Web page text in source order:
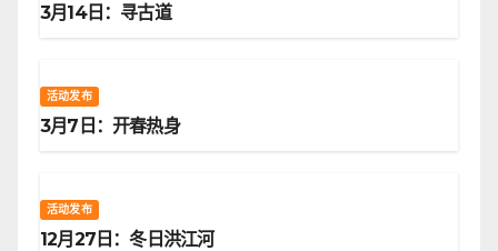
3月14日：寻古道
活动发布
3月7日：开春热身
活动发布
12月27日：冬日洪江河